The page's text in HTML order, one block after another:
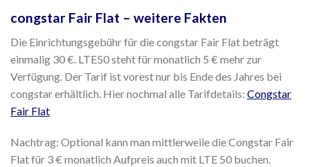
congstar Fair Flat – weitere Fakten
Die Einrichtungsgebühr für die congstar Fair Flat beträgt
einmalig 30 €. LTE50 steht für monatlich 5 € mehr zur
Verfügung. Der Tarif ist vorest nur bis Ende des Jahres bei
congstar erhältlich. Hier nochmal alle Tarifdetails: Congstar
Fair Flat
Nachtrag: Optional kann man mittlerweile die Congstar Fair
Flat für 3 € monatlich Aufpreis auch mit LTE 50 buchen.